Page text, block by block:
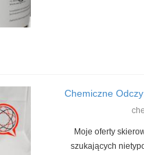
Chemiczne
Moje oferty
szukających